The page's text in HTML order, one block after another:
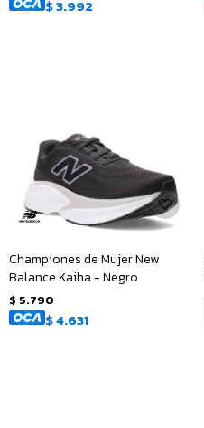
$3.992
Championes de Mujer New
Balance Kaiha - Negro
$ 5.790
$4.631